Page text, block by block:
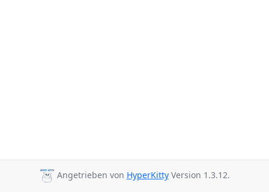
Angetrieben von HyperKittyVersion 1.3.12.